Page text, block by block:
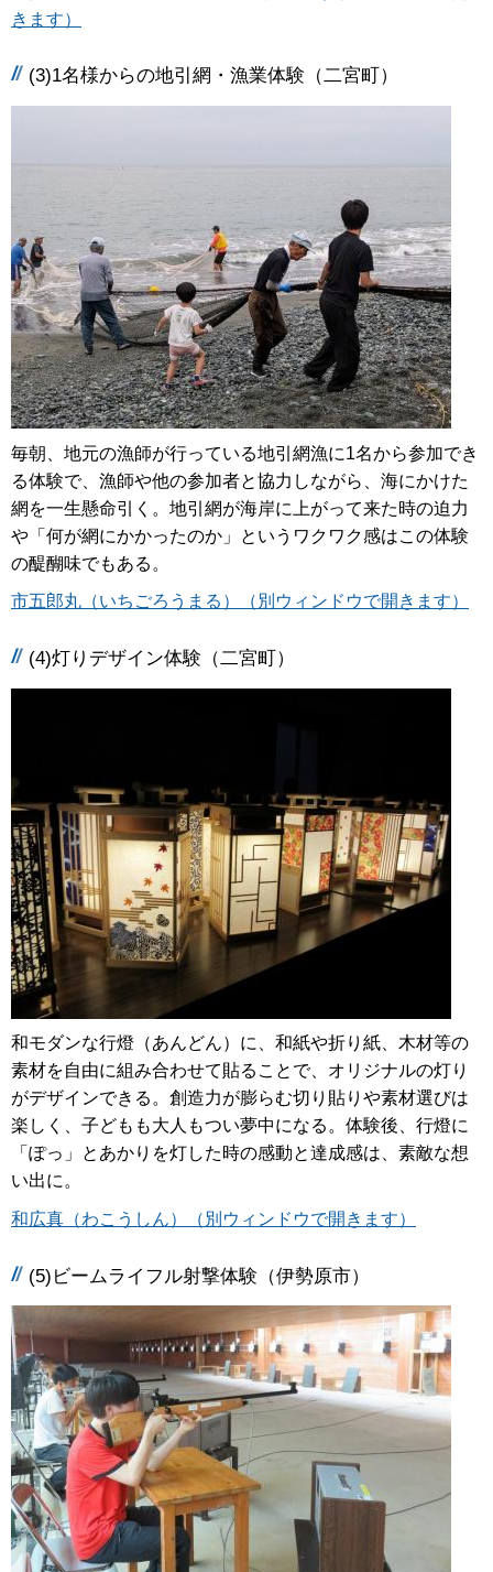
きます）
(3)1名様からの地引網・漁業体験（二宮町）
毎朝、地元の漁師が行っている地引網漁に1名から参加でき
る体験で、漁師や他の参加者と協力しながら、海にかけた
網を一生懸命引く。地引網が海岸に上がって来た時の迫力
や「何が網にかかったのか」というワクワク感はこの体験
の醍醐味でもある。
市五郎丸（いちごろうまる）（別ウィンドウで開きます）
(4)灯りデザイン体験（二宮町）
和モダンな行燈（あんどん）に、和紙や折り紙、木材等の
素材を自由に組み合わせて貼ることで、オリジナルの灯り
がデザインできる。創造力が膨らむ切り貼りや素材選びは
楽しく、子どもも大人もつい夢中になる。体験後、行燈に
「ぽっ」とあかりを灯した時の感動と達成感は、素敵な想
い出に。
和広真（わこうしん）（別ウィンドウで開きます）
(5)ビームライフル射撃体験（伊勢原市）